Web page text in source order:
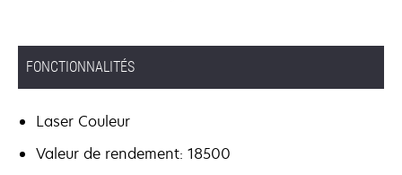
FONCTIONNALITÉS
Laser Couleur
Valeur de rendement: 18500